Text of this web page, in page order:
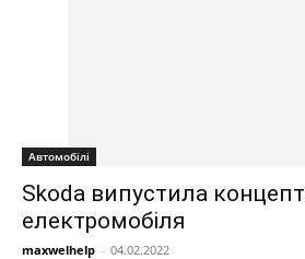
Автомобілі
Skoda випустила концепт
електромобіля
maxwelhelp - 04.02.2022